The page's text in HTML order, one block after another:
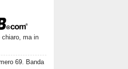
chiaro, ma in
69. Banda